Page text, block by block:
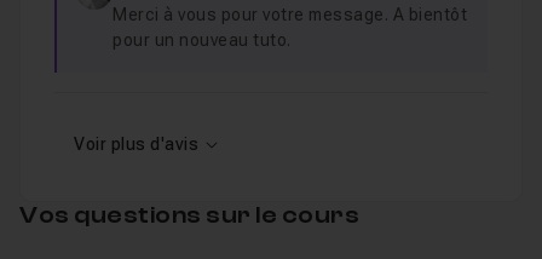
Merci à vous pour votre message. A bientôt
pour un nouveau tuto.
Voir plus d'avis
Vos questions sur le cours